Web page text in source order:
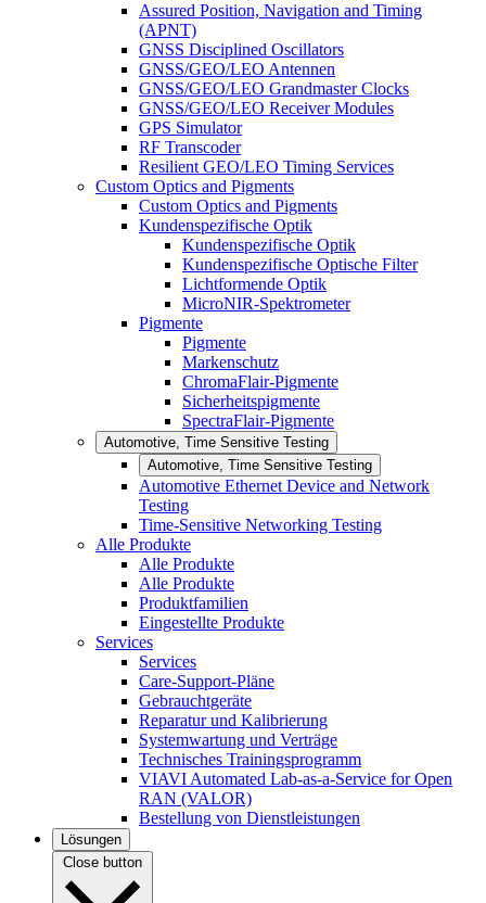
Assured Position, Navigation and Timing
(APNT)
GNSS Disciplined Oscillators
GNSS/GEO/LEO Antennen
GNSS/GEO/LEO Grandmaster Clocks
GNSS/GEO/LEO Receiver Modules
GPS Simulator
RF Transcoder
Resilient GEO/LEO Timing Services
Custom Optics and Pigments
Custom Optics and Pigments
Kundenspezifische Optik
Kundenspezifische Optik
Kundenspezifische Optische Filter
Lichtformende Optik
MicroNIR-Spektrometer
Pigmente
Pigmente
Markenschutz
ChromaFlair-Pigmente
Sicherheitspigmente
SpectraFlair-Pigmente
Automotive, Time Sensitive Testing
Automotive, Time Sensitive Testing
Automotive Ethernet Device and Network
Testing
Time-Sensitive Networking Testing
Alle Produkte
Alle Produkte
Alle Produkte
Produktfamilien
Eingestellte Produkte
Services
Services
Care-Support-Pläne
Gebrauchtgeräte
Reparatur und Kalibrierung
Systemwartung und Verträge
Technisches Trainingsprogramm
VIAVI Automated Lab-as-a-Service for Open
RAN (VALOR)
Bestellung von Dienstleistungen
Lösungen
Close button